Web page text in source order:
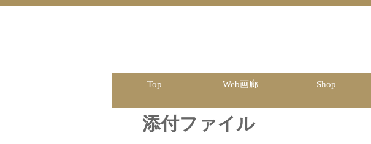
Top Web画廊 Shop
添付ファイル